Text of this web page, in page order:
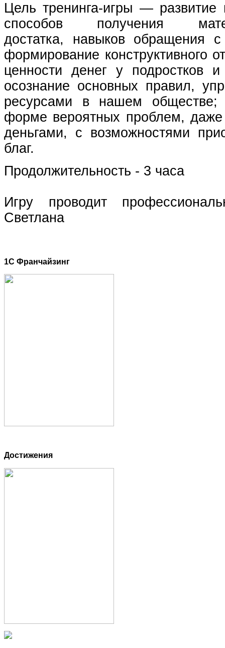
Цель тренинга-игры — развитие
способов получения
достатка, навыков обращения
формирование конструктивного
ценности денег у подростков
осознание основных правил,
ресурсами в нашем обществе;
форме вероятных проблем,
деньгами, с возможностями
благ.
Продолжительность - 3 часа
Игру проводит
Светлана
1C Франчайзинг
Достижения